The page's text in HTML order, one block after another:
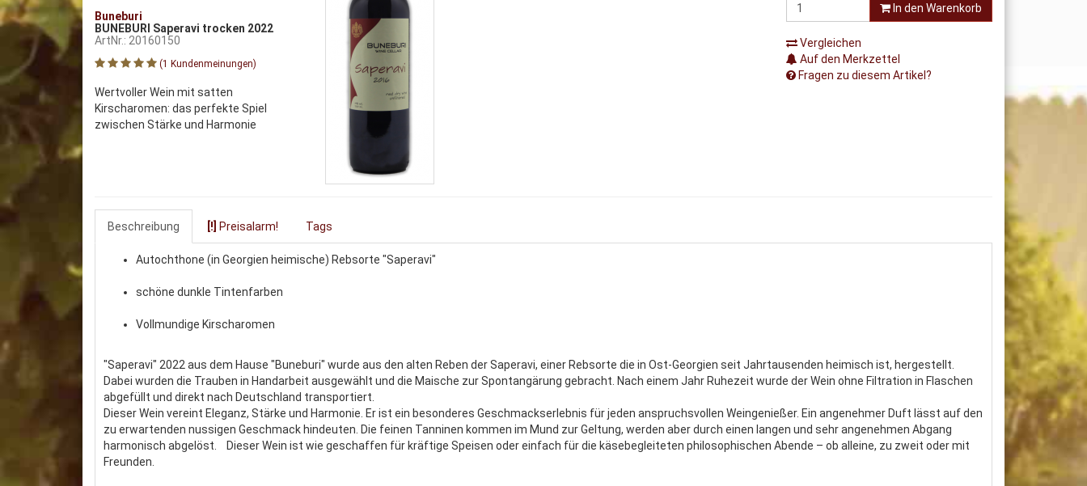
Buneburi
BUNEBURI Saperavi trocken 2022
ArtNr.: 20160150
(1 Kundenmeinungen)
Wertvoller Wein mit satten
Kirscharomen: das perfekte Spiel
zwischen Stärke und Harmonie
In den Warenkorb
Vergleichen
Auf den Merkzettel
Fragen zu diesem Artikel?
Beschreibung [!] Preisalarm! Tags
Autochthone (in Georgien heimische) Rebsorte "Saperavi"
schöne dunkle Tintenfarben
Vollmundige Kirscharomen
"Saperavi" 2022 aus dem Hause "Buneburi" wurde aus den alten Reben der Saperavi, einer Rebsorte die in Ost-Georgien seit Jahrtausenden heimisch ist, hergestellt.
Dabei wurden die Trauben in Handarbeit ausgewählt und die Maische zur Spontangärung gebracht. Nach einem Jahr Ruhezeit wurde der Wein ohne Filtration in Flaschen
abgefüllt und direkt nach Deutschland transportiert.
Dieser Wein vereint Eleganz, Stärke und Harmonie. Er ist ein besonderes Geschmackserlebnis für jeden anspruchsvollen Weingenießer. Ein angenehmer Duft lässt auf den
zu erwartenden nussigen Geschmack hindeuten. Die feinen Tanninen kommen im Mund zur Geltung, werden aber durch einen langen und sehr angenehmen Abgang
harmonisch abgelöst. Dieser Wein ist wie geschaffen für kräftige Speisen oder einfach für die käsebegleiteten philosophischen Abende – ob alleine, zu zweit oder mit
Freunden.